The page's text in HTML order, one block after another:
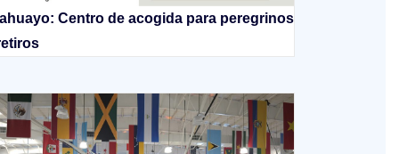
Centro de acogida para peregrinos